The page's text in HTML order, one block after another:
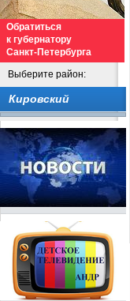
Обратиться
к губернатору
Санкт-Петербурга
Выберите район:
Кировский